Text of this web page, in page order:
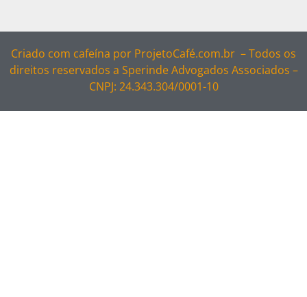
Criado com cafeína por ProjetoCafé.com.br –Todos os
direitos reservados a Sperinde Advogados Associados –
CNPJ: 24.343.304/0001-10